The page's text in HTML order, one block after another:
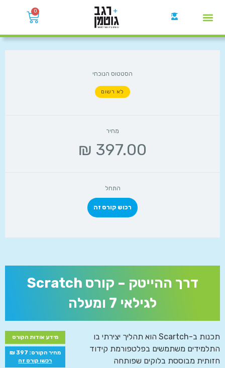
0
הסטטוס הנוכחי
לא רשום
מחיר
התחל
רכוש קורס זה
דרך ההייטק – קורס Scratch
לגילאי 7 ומעלה
מידע אודות הקורס
מחיר הקורס: 397 ₪
רכשו קורס זה
תכנות ב-Scartch הוא תהליך יצירתי בו
התלמידים משתמשים בפלטפורמת קידוד
חזותית מבוססת בלוקים שפותחה